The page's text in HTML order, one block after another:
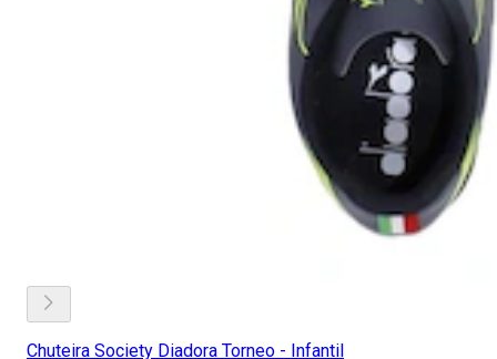
Chuteira Society Diadora Torneo - Infantil